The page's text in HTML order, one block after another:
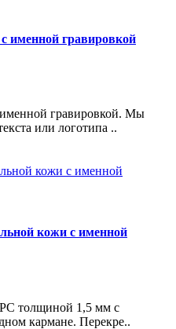
именной гравировкой
гравировкой. Мы
или логотипа ..
кожи с именной
толщиной 1,5 мм с
кармане. Перекре..